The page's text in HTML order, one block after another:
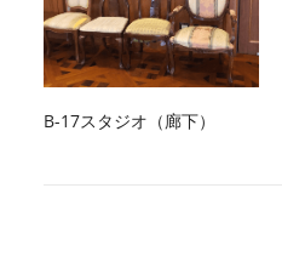
B-17スタジオ（廊下）